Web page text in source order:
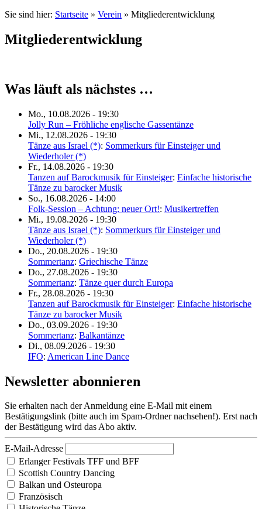
Sie sind hier: Startseite » Verein » Mitgliederentwicklung
Mitgliederentwicklung
Was läuft als nächstes …
Mo., 10.08.2026 - 19:30
Jolly Run – Fröhliche englische Gassentänze
Mi., 12.08.2026 - 19:30
Tänze aus Israel (*): Sommerkurs für Einsteiger und
Wiederholer (*)
Fr., 14.08.2026 - 19:30
Tanzen auf Barockmusik für Einsteiger: Einfache historische
Tänze zu barocker Musik
So., 16.08.2026 - 14:00
Folk-Session – Achtung: neuer Ort!: Musikertreffen
Mi., 19.08.2026 - 19:30
Tänze aus Israel (*): Sommerkurs für Einsteiger und
Wiederholer (*)
Do., 20.08.2026 - 19:30
Sommertanz: Griechische Tänze
Do., 27.08.2026 - 19:30
Sommertanz: Tänze quer durch Europa
Fr., 28.08.2026 - 19:30
Tanzen auf Barockmusik für Einsteiger: Einfache historische
Tänze zu barocker Musik
Do., 03.09.2026 - 19:30
Sommertanz: Balkantänze
Di., 08.09.2026 - 19:30
IFO: American Line Dance
Newsletter abonnieren
Sie erhalten nach der Anmeldung eine E-Mail mit einem
Bestätigungslink (bitte auch im Spam-Ordner nachsehen!). Erst nach
der Bestätigung wird das Abo aktiv.
E-Mail-Adresse
Erlanger Festivals TFF und BFF
Scottish Country Dancing
Balkan und Osteuropa
Französisch